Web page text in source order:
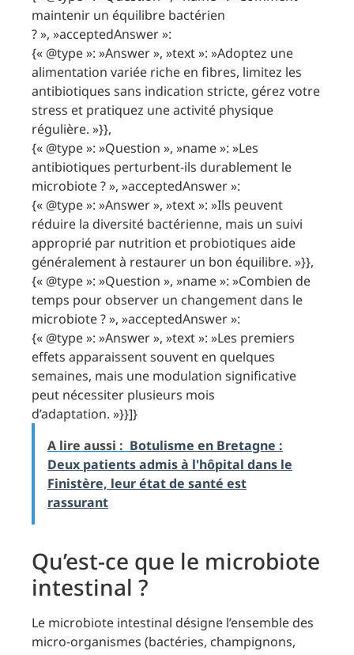
maintenir un équilibre bactérien
? », »acceptedAnswer »:
{« @type »: »Answer », »text »: »Adoptez une
alimentation variée riche en fibres, limitez les
antibiotiques sans indication stricte, gérez votre
stress et pratiquez une activité physique
régulière. »}},
{« @type »: »Question », »name »: »Les
antibiotiques perturbent-ils durablement le
microbiote ? », »acceptedAnswer »:
{« @type »: »Answer », »text »: »Ils peuvent
réduire la diversité bactérienne, mais un suivi
approprié par nutrition et probiotiques aide
généralement à restaurer un bon équilibre. »}},
{« @type »: »Question », »name »: »Combien de
temps pour observer un changement dans le
microbiote ? », »acceptedAnswer »:
{« @type »: »Answer », »text »: »Les premiers
effets apparaissent souvent en quelques
semaines, mais une modulation significative
peut nécessiter plusieurs mois
d’adaptation. »}}]}
A lire aussi : Botulisme en Bretagne :
Deux patients admis à l'hôpital dans le
Finistère, leur état de santé est
rassurant
Qu’est-ce que le microbiote
intestinal ?
Le microbiote intestinal désigne l’ensemble des
micro-organismes (bactéries, champignons,